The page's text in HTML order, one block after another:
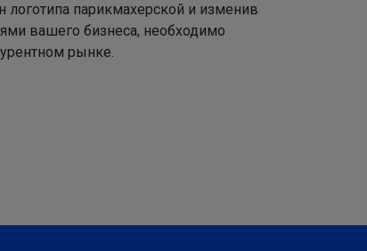
логотипа парикмахерской и изменив
вашего бизнеса, необходимо
рынке.